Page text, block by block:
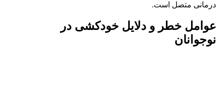
درمانی متصل است.
عوامل خطر و دلایل خودکشی در
نوجوانان